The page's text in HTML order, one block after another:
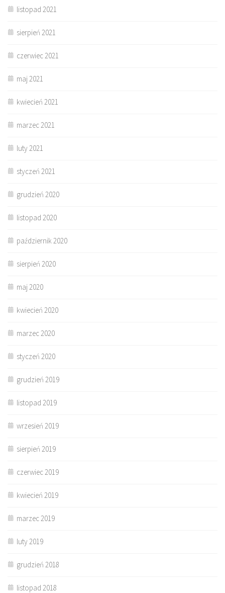
listopad 2021
sierpień 2021
czerwiec 2021
maj 2021
kwiecień 2021
marzec 2021
luty 2021
styczeń 2021
grudzień 2020
listopad 2020
październik 2020
sierpień 2020
maj 2020
kwiecień 2020
marzec 2020
styczeń 2020
grudzień 2019
listopad 2019
wrzesień 2019
sierpień 2019
czerwiec 2019
kwiecień 2019
marzec 2019
luty 2019
grudzień 2018
listopad 2018